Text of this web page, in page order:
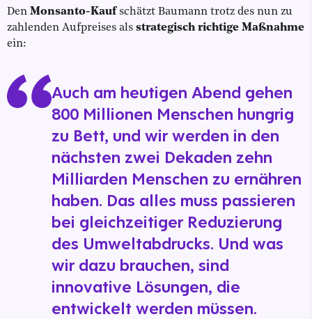
Den Monsanto-Kauf schätzt Baumann trotz des nun zu
zahlenden Aufpreises als strategisch richtige Maßnahme
ein:
Auch am heutigen Abend gehen
800 Millionen Menschen hungrig
zu Bett, und wir werden in den
nächsten zwei Dekaden zehn
Milliarden Menschen zu ernähren
haben. Das alles muss passieren
bei gleichzeitiger Reduzierung
des Umweltabdrucks. Und was
wir dazu brauchen, sind
innovative Lösungen, die
entwickelt werden müssen.